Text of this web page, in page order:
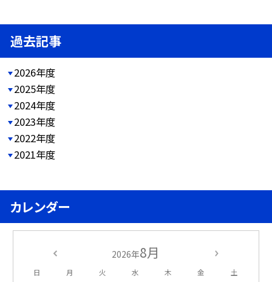
過去記事
2026年度
2025年度
2024年度
2023年度
2022年度
2021年度
カレンダー
2026年8月
日 月 火 水 木 金 土